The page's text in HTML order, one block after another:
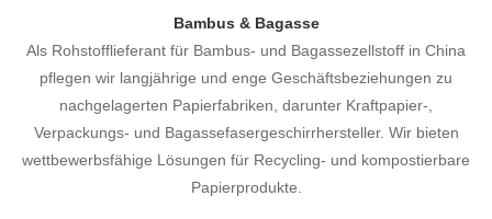
Bambus & Bagasse
Als Rohstofflieferant für Bambus- und Bagassezellstoff in China
pflegen wir langjährige und enge Geschäftsbeziehungen zu
nachgelagerten Papierfabriken, darunter Kraftpapier-,
Verpackungs- und Bagassefasergeschirrhersteller. Wir bieten
wettbewerbsfähige Lösungen für Recycling- und kompostierbare
Papierprodukte.